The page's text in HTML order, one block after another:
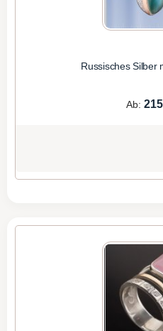
Russisches Silber
Ab: